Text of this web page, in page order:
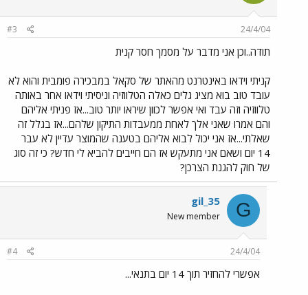
24/4/04
#3
תודה..וכן אני מדבר על מסמך חסר קנית
קניתי וידאו באינטרנט מהאתר של סקאל במבכירה פומבית והוא לא
עובד טוב בוא מציג גלים כאלה הטלווזיה וניסיתי וידאו אחר באותה
טלווזיה וזה עבד ואי אפשר לכוון שיראו יותר טוב...אז פניתי אליהם
והם אמרו שאני אלך לאחת ממעבדות התיקון שלהם...אז בגלל זה
שאלתי...אז אני יכול לבוא אליהם בטענה שהמוצר עדיין לא עבר
14 יום ושאם אני מתעקש אז הם חייבים להביא לי חדש? כי זה סוג
של חוק להגנת הצרכן?
G
gil_35
New member
24/4/04
#4
אפשרי להחזיר תוך 14 יום בתנאי...